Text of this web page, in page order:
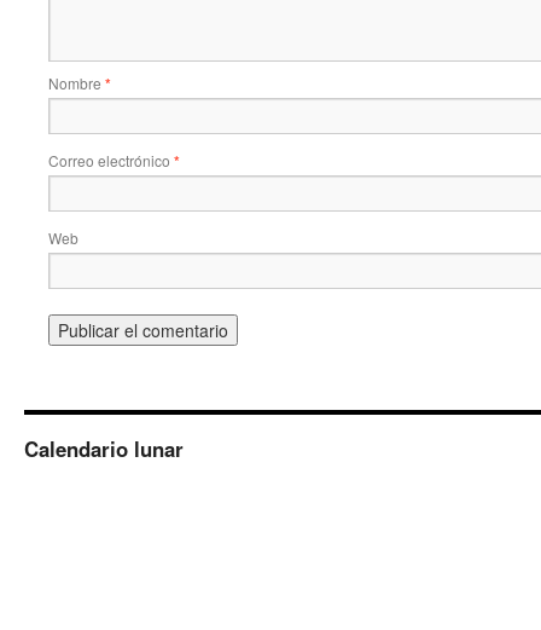
Nombre *
Correo electrónico *
Web
Calendario lunar